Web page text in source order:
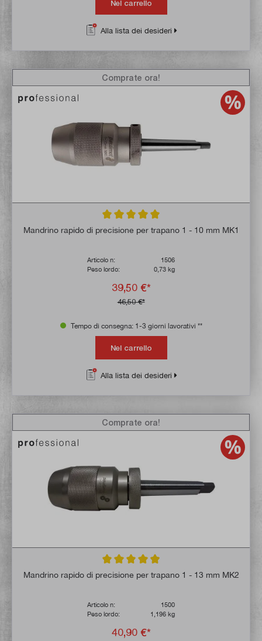
Nel carrello
Alla lista dei desideri
Valutazione media di 5 su 5 stelle
Mandrino rapido di precisione per trapano 1 - 10 mm MK1
Articolo n:
1506
Peso lordo:
0,73 kg
39,50 €*
46,50 €*
Comprate ora!
Tempo di consegna: 1-3 giorni lavorativi **
Nel carrello
Alla lista dei desideri
Valutazione media di 4.8 su 5 stelle
Mandrino rapido di precisione per trapano 1 - 13 mm MK2
Articolo n:
1500
Peso lordo:
1,196 kg
40,90 €*
Comprate ora!